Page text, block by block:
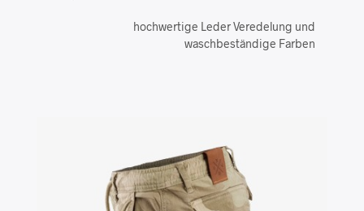
hochwertige Leder Veredelung und
waschbeständige Farben